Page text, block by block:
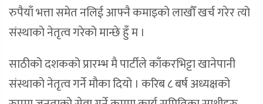
रुपैयाँ भत्ता समेत नलिई आफ्नै कमाइको लाखौँ खर्च गरेर त्यो
संस्थाको नेतृत्व गरेको मान्छे हुँ म ।
साठीको दशकको प्रारम्भ मै पार्टीले काँकरभिट्टा खानेपानी
संस्थाको नेतृत्व गर्ने मौका दियो । करिब ८ बर्ष अध्यक्षको